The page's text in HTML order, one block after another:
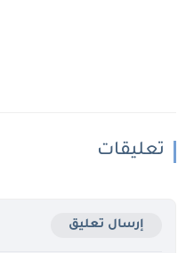
تعليقات
إرسال تعليق